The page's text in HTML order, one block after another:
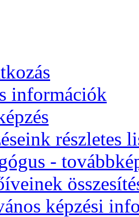
információk
részletes
-
képzési